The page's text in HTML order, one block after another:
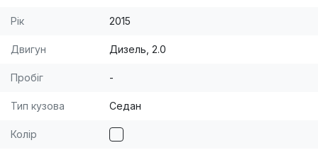
Рік 2015
Двигун Дизель, 2.0
Пробіг -
Тип кузова Седан
Колір